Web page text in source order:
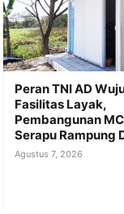
Peran TNI AD
Fasilitas Layak,
Pembangunan
Serapu Rampung
Agustus 7, 2026